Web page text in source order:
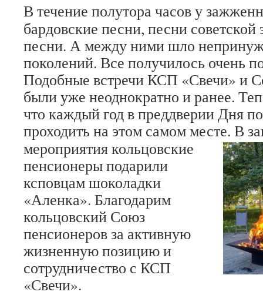
В течение полутора часов у
бардовские песни, песни
песни. А между ними шло
поколений. Все получилось очень
Подобные встречи КСП «Свечи» и
были уже неоднократно и ранее.
что каждый год в преддверии Дня
проходить на этом самом месте. В
мероприятия кольцовские
пенсионеры подарили
ксповцам шоколадки
«Аленка». Благодарим
кольцовский Союз
пенсионеров за активную
жизненную позицию и
сотрудничество с КСП
«Свечи».